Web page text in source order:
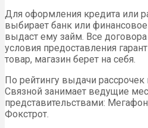
Для оформления кредита или
выбирает банк или
выдаст ему займ. Все
условия предоставления
товар, магазин берет на себя.
По рейтингу выдачи
Связной занимает ведущие
представительствами:
Фокстрот.